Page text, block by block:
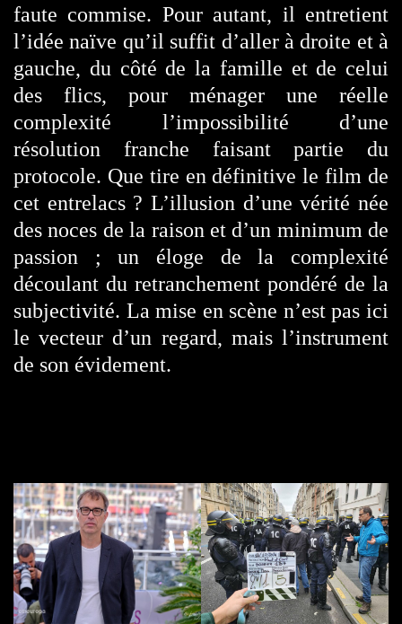
faute commise. Pour autant, il entretient
l’idée naïve qu’il suffit d’aller à droite et à
gauche, du côté de la famille et de celui
des flics, pour ménager une réelle
complexité l’impossibilité d’une
résolution franche faisant partie du
protocole. Que tire en définitive le film de
cet entrelacs ? L’illusion d’une vérité née
des noces de la raison et d’un minimum de
passion ; un éloge de la complexité
découlant du retranchement pondéré de la
subjectivité. La mise en scène n’est pas ici
le vecteur d’un regard, mais l’instrument
de son évidement.